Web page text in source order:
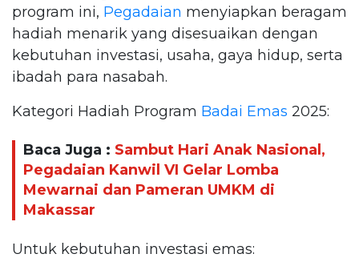
program ini, Pegadaian menyiapkan beragam
hadiah menarik yang disesuaikan dengan
kebutuhan investasi, usaha, gaya hidup, serta
ibadah para nasabah.
Kategori Hadiah Program Badai Emas 2025:
Baca Juga : Sambut Hari Anak Nasional,
Pegadaian Kanwil VI Gelar Lomba
Mewarnai dan Pameran UMKM di
Makassar
Untuk kebutuhan investasi emas: